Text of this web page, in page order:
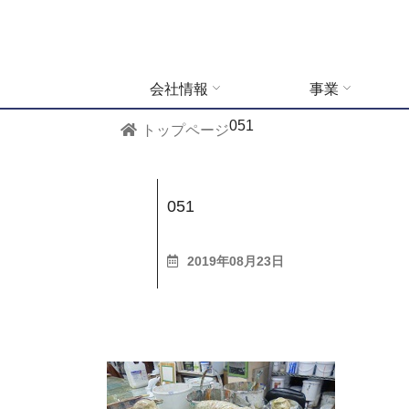
会社情報 事業
トップページ051
051
2019年08月23日